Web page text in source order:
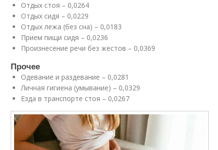
Отдых стоя – 0,0264
Отдых сидя – 0,0229
Отдых лежа (без сна) – 0,0183
Прием пищи сидя – 0,0236
Произнесение речи без жестов – 0,0369
Прочее
Одевание и раздевание – 0,0281
Личная гигиена (умывание) – 0,0329
Езда в транспорте стоя – 0,0267